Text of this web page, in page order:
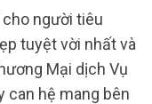
người tiêu
tuyệt vời nhất và
Mại dịch Vụ
can hệ mang bên